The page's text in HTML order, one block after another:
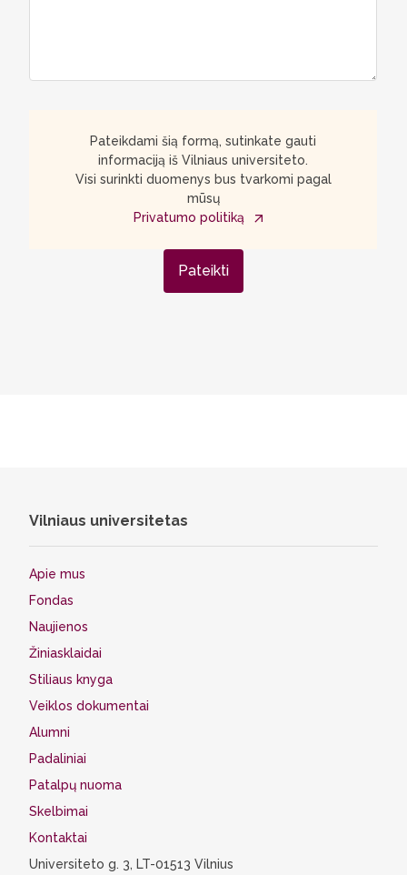
Pateikdami šią formą, sutinkate gauti
informaciją iš Vilniaus universiteto.
Visi surinkti duomenys bus tvarkomi pagal
mūsų
Privatumo politiką
Pateikti
Vilniaus universitetas
Apie mus
Fondas
Naujienos
Žiniasklaidai
Stiliaus knyga
Veiklos dokumentai
Alumni
Padaliniai
Patalpų nuoma
Skelbimai
Kontaktai
Universiteto g. 3, LT-01513 Vilnius